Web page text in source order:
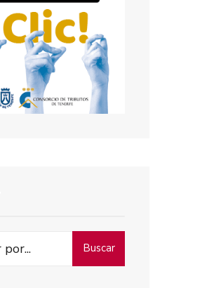
Buscar